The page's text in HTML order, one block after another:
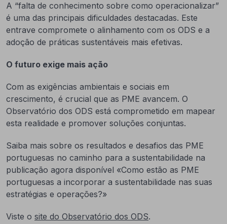
A “falta de conhecimento sobre como operacionalizar”
é uma das principais dificuldades destacadas. Este
entrave compromete o alinhamento com os ODS e a
adoção de práticas sustentáveis mais efetivas.
O futuro exige mais ação
Com as exigências ambientais e sociais em
crescimento, é crucial que as PME avancem. O
Observatório dos ODS está comprometido em mapear
esta realidade e promover soluções conjuntas.
Saiba mais sobre os resultados e desafios das PME
portuguesas no caminho para a sustentabilidade na
publicação agora disponível «Como estão as PME
portuguesas a incorporar a sustentabilidade nas suas
estratégias e operações?»
Viste o site do Observatório dos ODS.